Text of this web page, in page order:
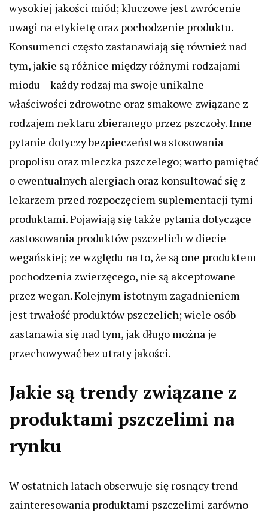
wysokiej jakości miód; kluczowe jest zwrócenie
uwagi na etykietę oraz pochodzenie produktu.
Konsumenci często zastanawiają się również nad
tym, jakie są różnice między różnymi rodzajami
miodu – każdy rodzaj ma swoje unikalne
właściwości zdrowotne oraz smakowe związane z
rodzajem nektaru zbieranego przez pszczoły. Inne
pytanie dotyczy bezpieczeństwa stosowania
propolisu oraz mleczka pszczelego; warto pamiętać
o ewentualnych alergiach oraz konsultować się z
lekarzem przed rozpoczęciem suplementacji tymi
produktami. Pojawiają się także pytania dotyczące
zastosowania produktów pszczelich w diecie
wegańskiej; ze względu na to, że są one produktem
pochodzenia zwierzęcego, nie są akceptowane
przez wegan. Kolejnym istotnym zagadnieniem
jest trwałość produktów pszczelich; wiele osób
zastanawia się nad tym, jak długo można je
przechowywać bez utraty jakości.
Jakie są trendy związane z
produktami pszczelimi na
rynku
W ostatnich latach obserwuje się rosnący trend
zainteresowania produktami pszczelimi zarówno